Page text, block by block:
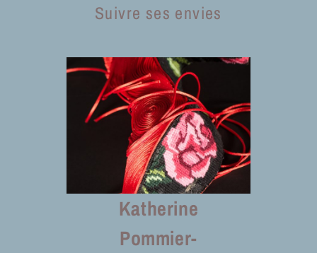
Suivre ses envies
Katherine
Pommier-